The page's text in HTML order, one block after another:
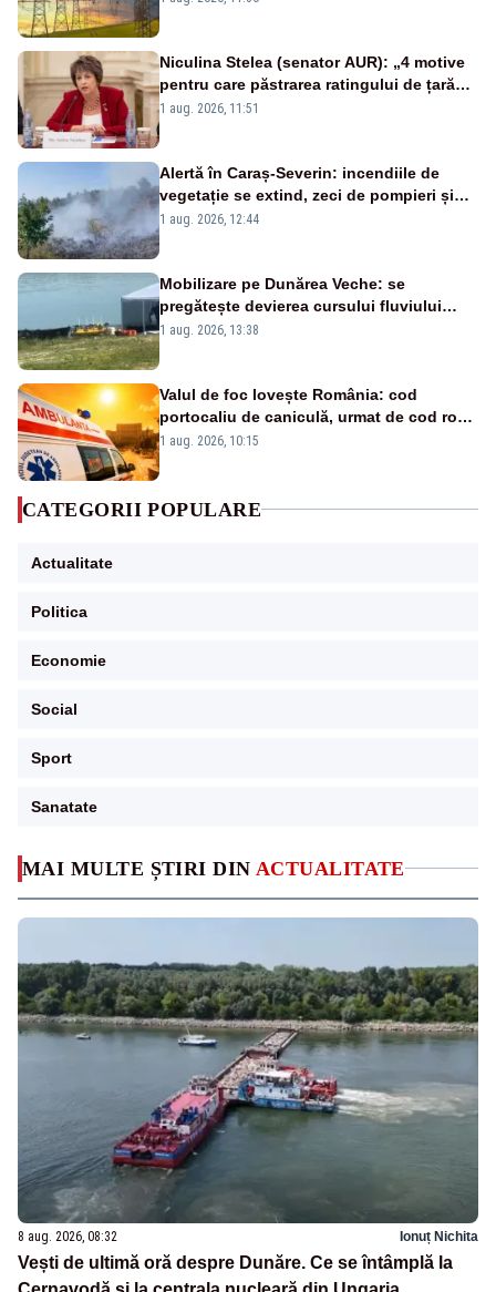
MAI MULTE ȘTIRI DIN ACTUALITATE
8 aug. 2026, 08:32 Ionuț Nichita
Vești de ultimă oră despre Dunăre. Ce se întâmplă la
Niculina Stelea (senator AUR): „4 motive
pentru care păstrarea ratingului de țară
nu este o reușită pentru Guvernul
1 aug. 2026, 11:51
Alertă în Caraș-Severin: incendiile de
vegetație se extind, zeci de pompieri și
silvicultori se luptă cu flăcările - VIDEO
1 aug. 2026, 12:44
Mobilizare pe Dunărea Veche: se
pregătește devierea cursului fluviului
către Cernavodă – VIDEO
1 aug. 2026, 13:38
Valul de foc lovește România: cod
portocaliu de caniculă, urmat de cod roșu
duminică. Temperaturile urcă spre 40°C
1 aug. 2026, 10:15
CATEGORII POPULARE
Actualitate
Politica
Economie
Social
Sport
Sanatate